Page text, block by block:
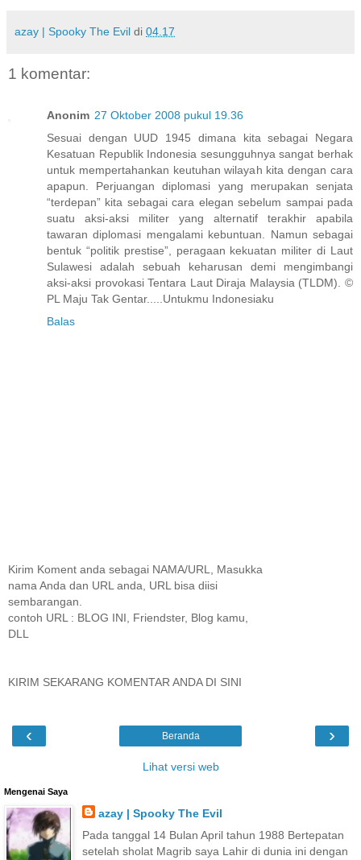
azay | Spooky The Evil di 04.17
1 komentar:
Anonim 27 Oktober 2008 pukul 19.36
Sesuai dengan UUD 1945 dimana kita sebagai Negara
Kesatuan Republik Indonesia sesungguhnya sangat berhak
untuk mempertahankan keutuhan wilayah kita dengan cara
apapun. Perjuangan diplomasi yang merupakan senjata
“terdepan” kita sebagai cara elegan sebelum sampai pada
suatu aksi-aksi militer yang alternatif terakhir apabila
tawaran diplomasi mengalami kebuntuan. Namun sebagai
bentuk “politik prestise”, peragaan kekuatan militer di Laut
Sulawesi adalah sebuah keharusan demi mengimbangi
aksi-aksi provokasi Tentara Laut Diraja Malaysia (TLDM). ©
PL Maju Tak Gentar.....Untukmu Indonesiaku
Balas
Kirim Koment anda sebagai NAMA/URL, Masukka
nama Anda dan URL anda, URL bisa diisi
sembarangan.
contoh URL : BLOG INI, Friendster, Blog kamu,
DLL
KIRIM SEKARANG KOMENTAR ANDA DI SINI
‹ ›
Beranda
Lihat versi web
Mengenai Saya
azay | Spooky The Evil
Pada tanggal 14 Bulan April tahun 1988 Bertepatan
setelah sholat Magrib saya Lahir di dunia ini dengan